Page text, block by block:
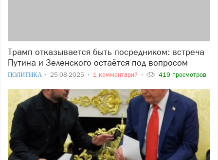
Трамп отказывается быть посредником: встреча
Путина и Зеленского остаётся под вопросом
ПОЛИТИКА 25-08-2025 1 комментарий 419 просмотров